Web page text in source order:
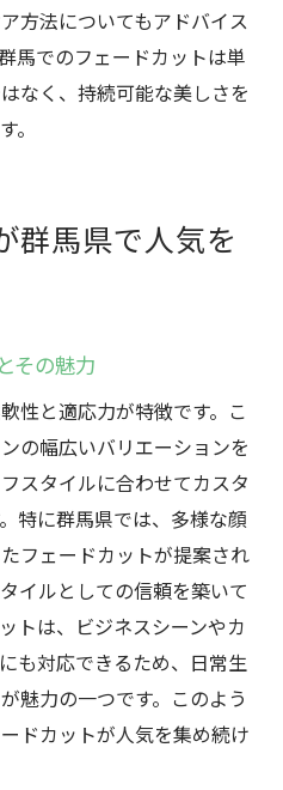
方法についてもアドバイス
馬でのフェードカットは単
なく、持続可能な美しさを
。
群馬県で人気を
その魅力
性と適応力が特徴です。こ
の幅広いバリエーションを
スタイルに合わせてカスタ
特に群馬県では、多様な顔
フェードカットが提案され
イルとしての信頼を築いて
トは、ビジネスシーンやカ
も対応できるため、日常生
魅力の一つです。このよう
ドカットが人気を集め続け